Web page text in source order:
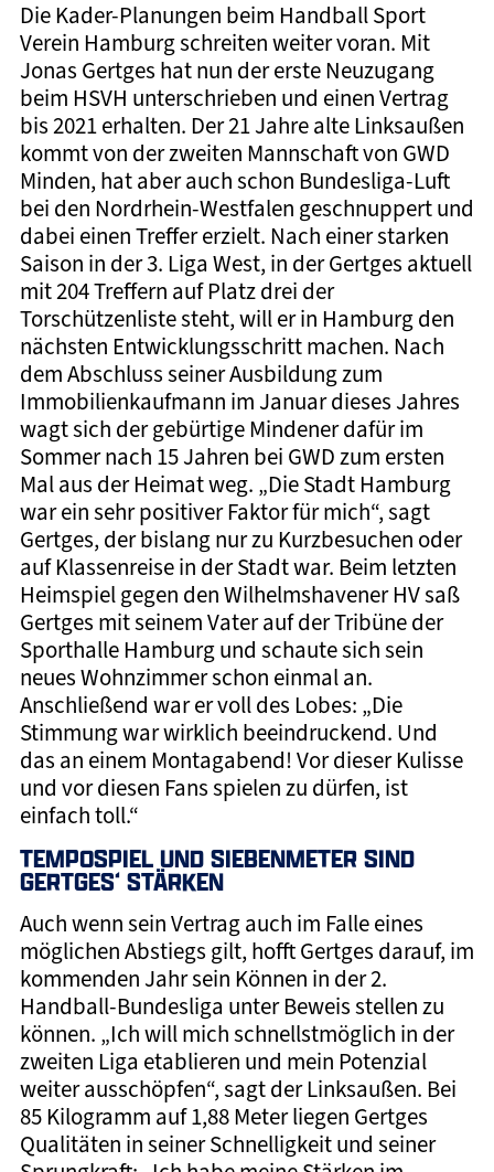
Die Kader-Planungen beim Handball Sport
Verein Hamburg schreiten weiter voran. Mit
Jonas Gertges hat nun der erste Neuzugang
beim HSVH unterschrieben und einen Vertrag
bis 2021 erhalten. Der 21 Jahre alte Linksaußen
kommt von der zweiten Mannschaft von GWD
Minden, hat aber auch schon Bundesliga-Luft
bei den Nordrhein-Westfalen geschnuppert und
dabei einen Treffer erzielt. Nach einer starken
Saison in der 3. Liga West, in der Gertges aktuell
mit 204 Treffern auf Platz drei der
Torschützenliste steht, will er in Hamburg den
nächsten Entwicklungsschritt machen. Nach
dem Abschluss seiner Ausbildung zum
Immobilienkaufmann im Januar dieses Jahres
wagt sich der gebürtige Mindener dafür im
Sommer nach 15 Jahren bei GWD zum ersten
Mal aus der Heimat weg. „Die Stadt Hamburg
war ein sehr positiver Faktor für mich“, sagt
Gertges, der bislang nur zu Kurzbesuchen oder
auf Klassenreise in der Stadt war. Beim letzten
Heimspiel gegen den Wilhelmshavener HV saß
Gertges mit seinem Vater auf der Tribüne der
Sporthalle Hamburg und schaute sich sein
neues Wohnzimmer schon einmal an.
Anschließend war er voll des Lobes: „Die
Stimmung war wirklich beeindruckend. Und
das an einem Montagabend! Vor dieser Kulisse
und vor diesen Fans spielen zu dürfen, ist
einfach toll.“
TEMPOSPIEL UND SIEBENMETER SIND
GERTGES‘ STÄRKEN
Auch wenn sein Vertrag auch im Falle eines
möglichen Abstiegs gilt, hofft Gertges darauf, im
kommenden Jahr sein Können in der 2.
Handball-Bundesliga unter Beweis stellen zu
können. „Ich will mich schnellstmöglich in der
zweiten Liga etablieren und mein Potenzial
weiter ausschöpfen“, sagt der Linksaußen. Bei
85 Kilogramm auf 1,88 Meter liegen Gertges
Qualitäten in seiner Schnelligkeit und seiner